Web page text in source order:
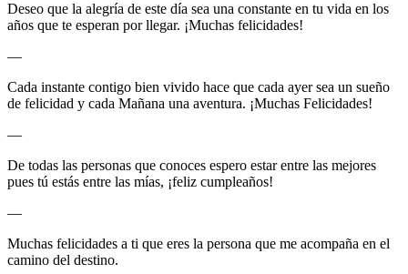
Deseo que la alegría de este día sea una constante en tu vida en los
años que te esperan por llegar. ¡Muchas felicidades!
—
Cada instante contigo bien vivido hace que cada ayer sea un sueño
de felicidad y cada Mañana una aventura. ¡Muchas Felicidades!
—
De todas las personas que conoces espero estar entre las mejores
pues tú estás entre las mías, ¡feliz cumpleaños!
—
Muchas felicidades a ti que eres la persona que me acompaña en el
camino del destino.